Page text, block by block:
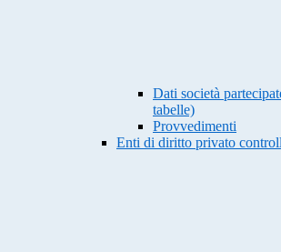
Dati società
tabelle)
Provvedimenti
Enti di diritto privato